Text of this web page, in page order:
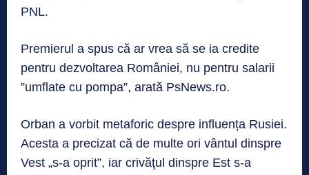
PNL.
Premierul a spus că ar vrea să se ia credite
pentru dezvoltarea României, nu pentru salarii
”umflate cu pompa”, arată PsNews.ro.
Orban a vorbit metaforic despre influența Rusiei.
Acesta a precizat că de multe ori vântul dinspre
Vest „s-a oprit”, iar crivăţul dinspre Est s-a